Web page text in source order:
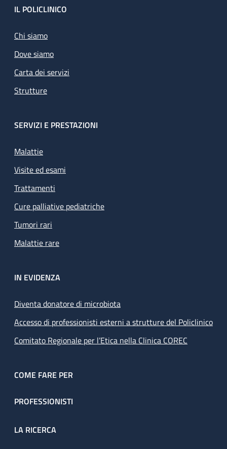
Footer
IL POLICLINICO
Chi siamo
Dove siamo
Carta dei servizi
Strutture
SERVIZI E PRESTAZIONI
Malattie
Visite ed esami
Trattamenti
Cure palliative pediatriche
Tumori rari
Malattie rare
IN EVIDENZA
Diventa donatore di microbiota
Accesso di professionisti esterni a strutture del Policlinico
Comitato Regionale per l’Etica nella Clinica COREC
COME FARE PER
PROFESSIONISTI
LA RICERCA